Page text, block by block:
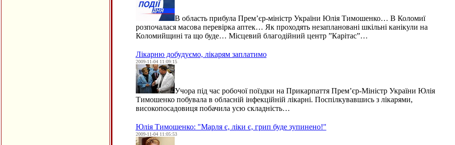
В область прибула Прем’єр-міністр України Юлія Тимошенко… В Коломиї
розпочалася масова перевірка аптек… Як проходять незаплановані шкільні канікули на
Коломийщині та що буде… Місцевий благодійний центр ”Карітас”…
Лікарню добудуємо, лікарям заплатимо
2009-11-04 11:09:15
Учора під час робочої поїздки на Прикарпаття Прем’єр-Міністр України Юлія
Тимошенко побувала в обласній інфекційній лікарні. Поспілкувавшись з лікарями,
високопосадовиця побачила усю складність…
Юлія Тимошенко: "Марля є, ліки є, грип буде зупинено!"
2009-11-04 11:05:53